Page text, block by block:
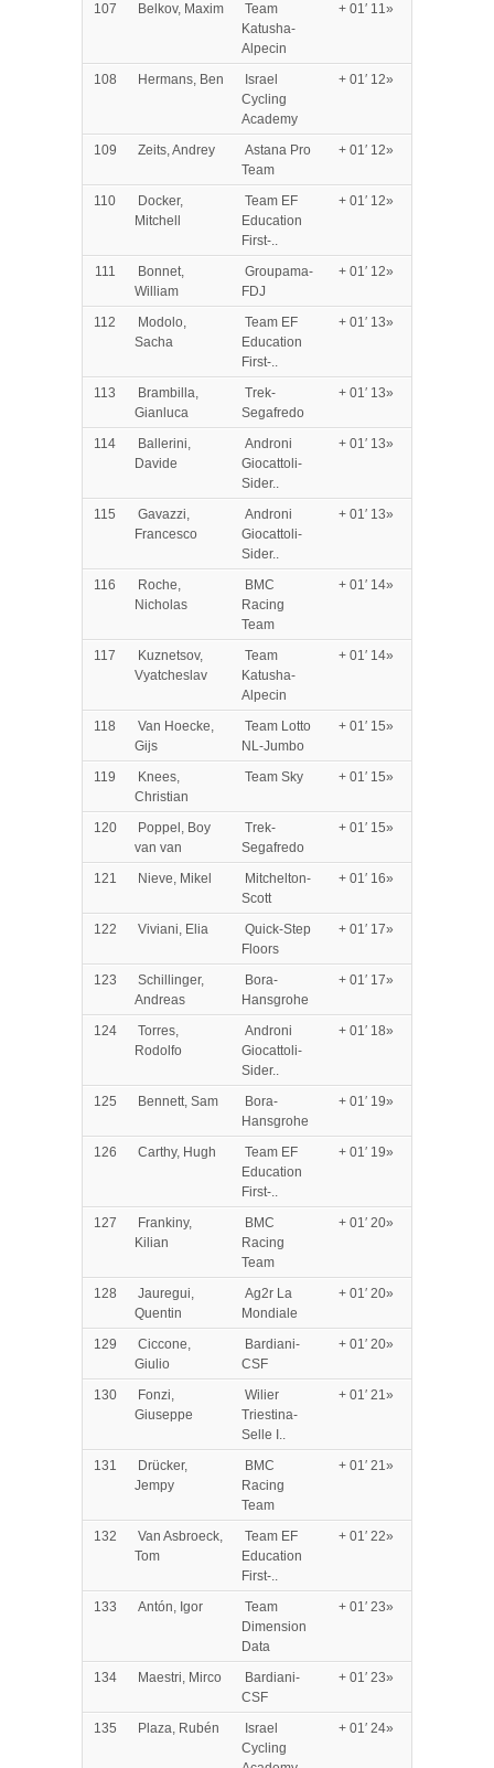
107 Belkov, Maxim
Team
Katusha-
Alpecin
+ 01′ 11»
108 Hermans, Ben
Israel
Cycling
Academy
+ 01′ 12»
109 Zeits, Andrey
Astana Pro
Team
+ 01′ 12»
110
Docker,
Mitchell
Team EF
Education
First-..
+ 01′ 12»
111
Bonnet,
William
Groupama-
FDJ
+ 01′ 12»
112
Modolo,
Sacha
Team EF
Education
First-..
+ 01′ 13»
113
Brambilla,
Gianluca
Trek-
Segafredo
+ 01′ 13»
114
Ballerini,
Davide
Androni
Giocattoli-
Sider..
+ 01′ 13»
115
Gavazzi,
Francesco
Androni
Giocattoli-
Sider..
+ 01′ 13»
116
Roche,
Nicholas
BMC
Racing
Team
+ 01′ 14»
117
Kuznetsov,
Vyatcheslav
Team
Katusha-
Alpecin
+ 01′ 14»
118
Van Hoecke,
Gijs
Team Lotto
NL-Jumbo
+ 01′ 15»
119
Knees,
Christian
Team Sky + 01′ 15»
120
Poppel, Boy
van van
Trek-
Segafredo
+ 01′ 15»
121 Nieve, Mikel
Mitchelton-
Scott
+ 01′ 16»
122 Viviani, Elia
Quick-Step
Floors
+ 01′ 17»
123
Schillinger,
Andreas
Bora-
Hansgrohe
+ 01′ 17»
124
Torres,
Rodolfo
Androni
Giocattoli-
Sider..
+ 01′ 18»
125 Bennett, Sam
Bora-
Hansgrohe
+ 01′ 19»
126 Carthy, Hugh
Team EF
Education
First-..
+ 01′ 19»
127
Frankiny,
Kilian
BMC
Racing
Team
+ 01′ 20»
128
Jauregui,
Quentin
Ag2r La
Mondiale
+ 01′ 20»
129
Ciccone,
Giulio
Bardiani-
CSF
+ 01′ 20»
130
Fonzi,
Giuseppe
Wilier
Triestina-
Selle I..
+ 01′ 21»
131
Drücker,
Jempy
BMC
Racing
Team
+ 01′ 21»
132
Van Asbroeck,
Tom
Team EF
Education
First-..
+ 01′ 22»
133 Antón, Igor
Team
Dimension
Data
+ 01′ 23»
134 Maestri, Mirco
Bardiani-
CSF
+ 01′ 23»
135 Plaza, Rubén
Israel
Cycling
+ 01′ 24»